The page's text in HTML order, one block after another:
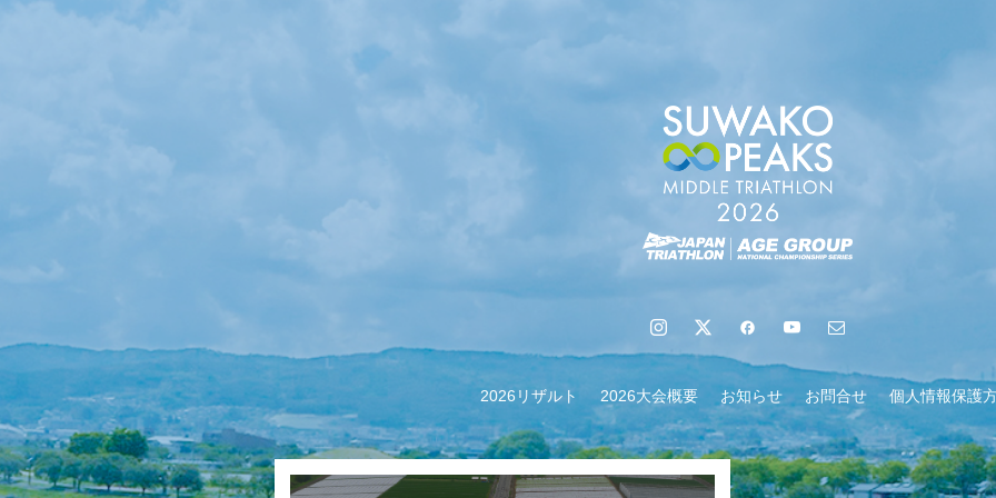
【会議報告】諏訪地域６市町村連絡会議を開催しました
2026リザルト 2026大会概要 お知らせ お問合せ 個人情報保護